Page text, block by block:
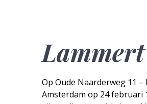
Op Oude Naarderweg 11
Amsterdam op 24 februari